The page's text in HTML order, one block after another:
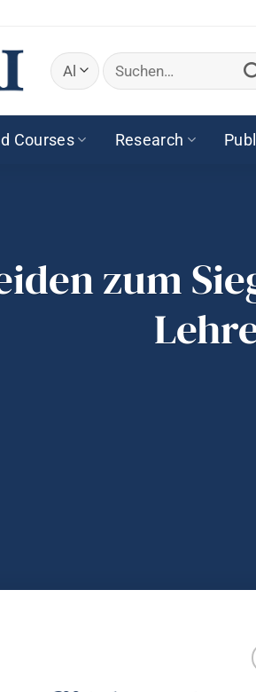
Suchen
nach:
Courses Research
zum